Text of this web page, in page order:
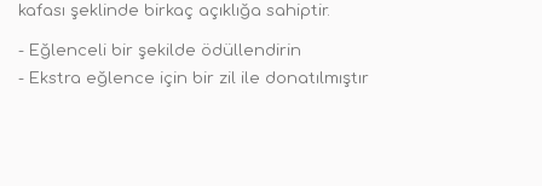
kafası şeklinde birkaç açıklığa sahiptir.
- Eğlenceli bir şekilde ödüllendirin
- Ekstra eğlence için bir zil ile donatılmıştır